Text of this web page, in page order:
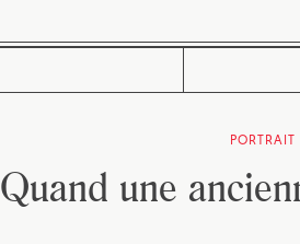
PORTRAIT
Quand une